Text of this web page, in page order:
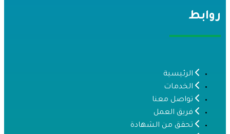
الرئيسية
الخدمات
تواصل معنا
فريق العمل
تحقق من الشهادة